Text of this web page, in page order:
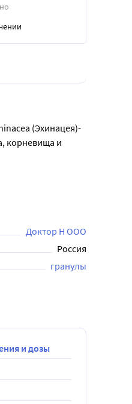
(Эхинацея)-
корневища и
Доктор Н ООО
Россия
гранулы
и дозы